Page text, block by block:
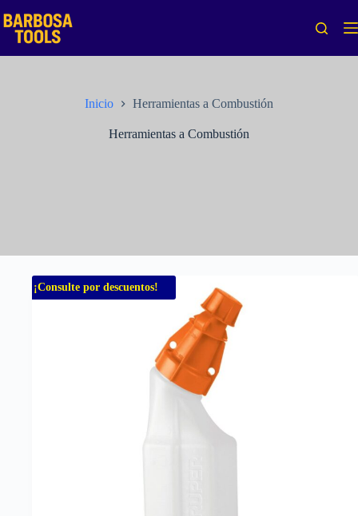
al
contenido
Inicio Herramientas a Combustión
Herramientas a Combustión
¡Consulte por descuentos!